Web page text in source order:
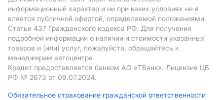
информационный характер и ни при каких условиях не я
вляется публичной офертой, определяемой положениями
Статьи 437 Гражданского кодекса РФ. Для получения
подробной информации о наличии и стоимости указанных
товаров и (или) услуг, пожалуйста, обращайтесь к
менеджерам автоцентра
Кредит предоставляется банком АO «ТБанк». Лицензия ЦБ
РФ № 2673 от 09.07.2024.
Обязательное страхование гражданской ответственности